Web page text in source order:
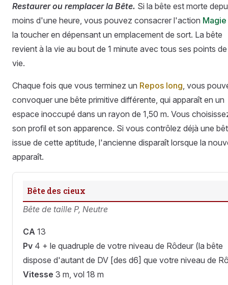
Restaurer ou remplacer la Bête. Si la bête est morte
moins d'une heure, vous pouvez consacrer l'action Magie
la toucher en dépensant un emplacement de sort. La bête
revient à la vie au bout de 1 minute avec tous ses points de
vie.
Chaque fois que vous terminez un Repos long , vous
convoquer une bête primitive différente, qui apparaît en un
espace inoccupé dans un rayon de 1,50 m. Vous
son profil et son apparence. Si vous contrôlez déjà une
issue de cette aptitude, l'ancienne disparaît lorsque la
apparaît.
Bête des cieux
Bête de taille P, Neutre
CA 13
Pv 4 + le quadruple de votre niveau de Rôdeur (la bête
dispose d'autant de DV [des d6] que votre niveau de
Vitesse 3 m, vol 18 m